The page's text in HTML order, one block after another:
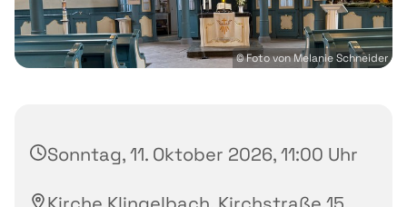
© Foto von Melanie Schneider
Sonntag, 11. Oktober 2026, 11:00 Uhr